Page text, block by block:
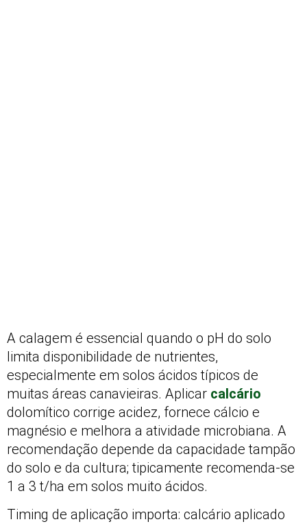
A calagem é essencial quando o pH do solo
limita disponibilidade de nutrientes,
especialmente em solos ácidos típicos de
muitas áreas canavieiras. Aplicar calcário
dolomítico corrige acidez, fornece cálcio e
magnésio e melhora a atividade microbiana. A
recomendação depende da capacidade tampão
do solo e da cultura; tipicamente recomenda-se
1 a 3 t/ha em solos muito ácidos.
Timing de aplicação importa: calcário aplicado